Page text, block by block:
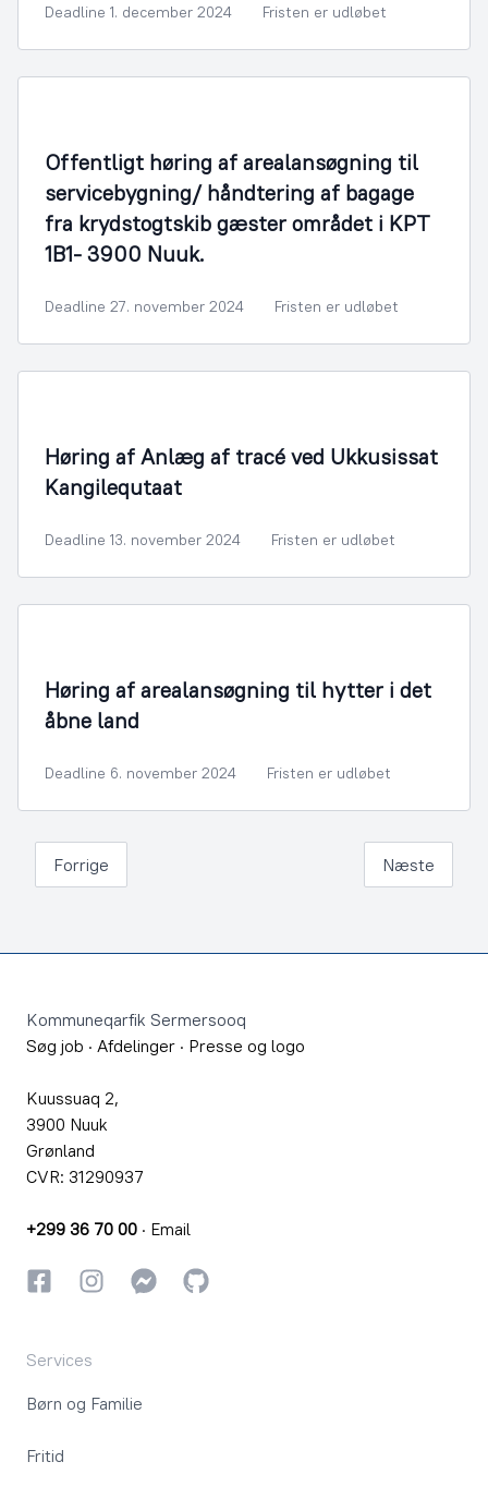
Deadline 1. december 2024 Fristen er udløbet
Offentligt høring af arealansøgning til
servicebygning/ håndtering af bagage
fra krydstogtskib gæster området i KPT
1B1- 3900 Nuuk.
Deadline 27. november 2024 Fristen er udløbet
Høring af Anlæg af tracé ved Ukkusissat
Kangilequtaat
Deadline 13. november 2024 Fristen er udløbet
Høring af arealansøgning til hytter i det
åbne land
Deadline 6. november 2024 Fristen er udløbet
Forrige Næste
Kommuneqarfik Sermersooq
Søg job · Afdelinger · Presse og logo
Kuussuaq 2,
3900 Nuuk
Grønland
CVR: 31290937
+299 36 70 00 · Email
FacebookInstagramInstagram
GitHub
Services
Børn og Familie
Fritid